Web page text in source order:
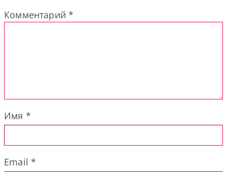
Комментарий*
Имя *
Email*